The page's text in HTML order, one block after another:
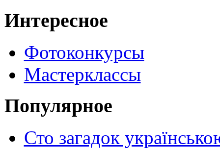
Интересное
Фотоконкурсы
Мастерклассы
Популярное
Сто загадок